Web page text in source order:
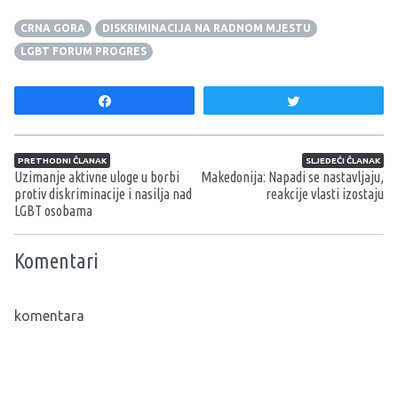
CRNA GORA
DISKRIMINACIJA NA RADNOM MJESTU
LGBT FORUM PROGRES
Navigacija članaka
PRETHODNI ČLANAK
Uzimanje aktivne uloge u borbi
protiv diskriminacije i nasilja nad
LGBT osobama
SLJEDEĆI ČLANAK
Makedonija: Napadi se nastavljaju,
reakcije vlasti izostaju
Komentari
komentara